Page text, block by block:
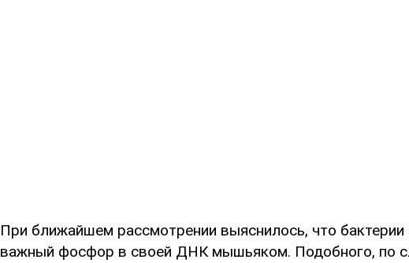
При ближайшем рассмотрении выяснилось, что бактерии
важный фосфор в своей ДНК мышьяком. Подобного, по